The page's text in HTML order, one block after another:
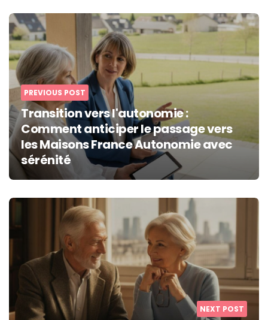
Post
navigation
PREVIOUS POST
Transition vers l'autonomie :
Comment anticiper le passage vers
les Maisons France Autonomie avec
sérénité
NEXT POST